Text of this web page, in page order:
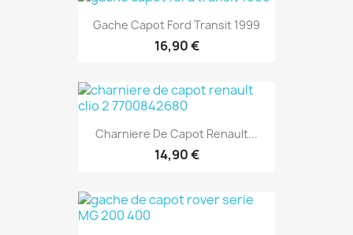
Gache Capot Ford Transit 1999
16,90 €
Charniere De Capot Renault...
14,90 €